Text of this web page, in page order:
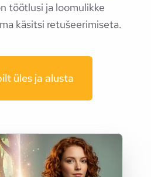
töötlusi ja loomulikke
käsitsi retušeerimiseta.
üles ja alusta